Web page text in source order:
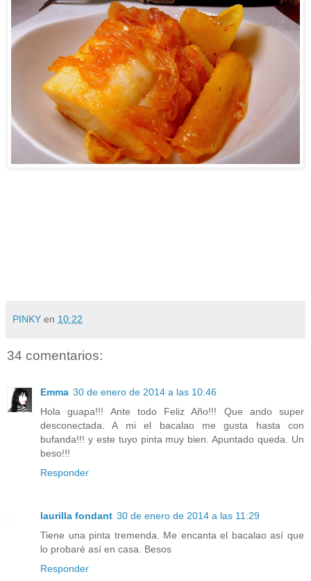
PINKY en 10:22
34 comentarios:
Emma 30 de enero de 2014 a las 10:46
Hola guapa!!! Ante todo Feliz Año!!! Que ando super
desconectada. A mi el bacalao me gusta hasta con
bufanda!!! y este tuyo pinta muy bien. Apuntado queda. Un
beso!!!
Responder
laurilla fondant 30 de enero de 2014 a las 11:29
Tiene una pinta tremenda. Me encanta el bacalao así que
lo probaré así en casa. Besos
Responder